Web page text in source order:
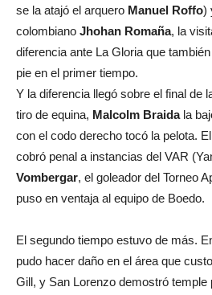
se la atajó el arquero Manuel Roffo)
colombiano Jhohan Romaña, la
diferencia ante La Gloria que
pie en el primer tiempo.
Y la diferencia llegó sobre el final de
tiro de equina, Malcolm Braidala
con el codo derecho tocó la pelota.
cobró penal a instancias del VAR
Vombergar, el goleador del Torneo
puso en ventaja al equipo de Boedo.
El segundo tiempo estuvo de más.
pudo hacer daño en el área que
Gill, y San Lorenzo demostró temple